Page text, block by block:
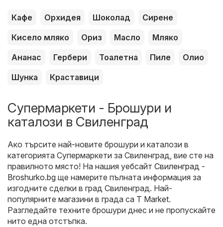
Кафе Орхидея Шоколад
Сирене
Кисело мляко
Ориз Масло
Мляко
Ананас
Гербери Тоалетна Пиле
Олио
Шунка
Краставици
Супермаркети - Брошури и
каталози в Свиленград
Ако търсите най-новите брошури и каталози в
категорията Супермаркети за Свиленград, вие сте на
правилното място! На нашия уебсайт Свиленград -
Broshurko.bg ще намерите пълната информация за
изгодните сделки в град Свиленград. Най-
популярните магазини в града са T Market.
Разгледайте техните брошури днес и не пропускайте
нито една отстъпка.